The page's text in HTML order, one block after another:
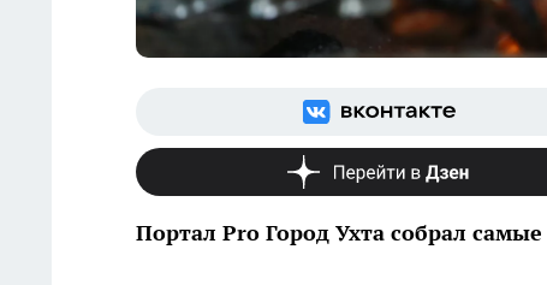
Портал Pro Город Ухта собрал